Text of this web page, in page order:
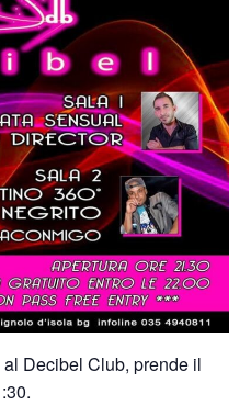
al Decibel Club, prende il